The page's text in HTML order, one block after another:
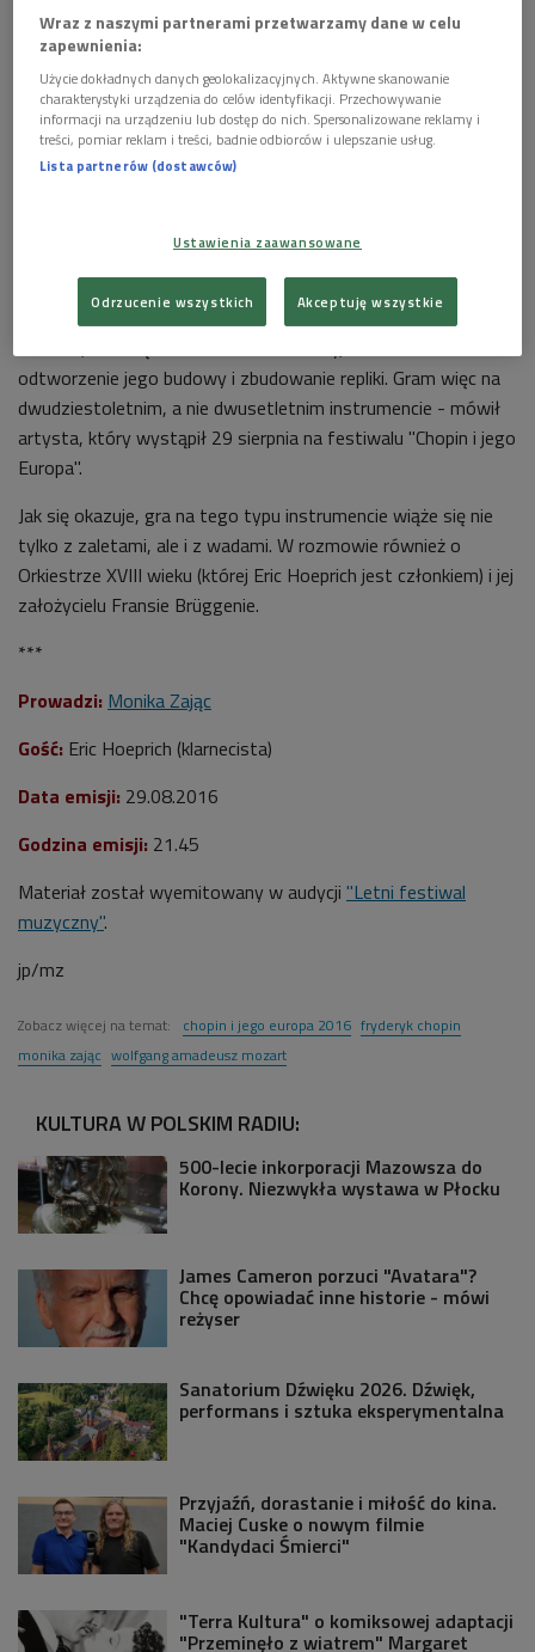
Foto: z archiwum NIFC
Niestety, klarnet ten nie zachował się do naszych czasów. -
Pozostały po nim jednak pewne dokumenty oraz podobne, ale
odtworzenie jego budowy i zbudowanie repliki. Gram więc na
dwudziestoletnim, a nie dwusetletnim instrumencie - mówił
artysta, który wystąpił 29 sierpnia na festiwalu "Chopin i jego
Europa".
Jak się okazuje, gra na tego typu instrumencie wiąże się nie
tylko z zaletami, ale i z wadami. W rozmowie również o
Orkiestrze XVIII wieku (której Eric Hoeprich jest członkiem) i jej
założycielu Fransie Brüggenie.
***
Prowadzi: Monika Zając
Gość: Eric Hoeprich (klarnecista)
Data emisji: 29.08.2016
Godzina emisji: 21.45
Materiał został wyemitowany w audycji "Letni festiwal
muzyczny".
jp/mz
Zobacz więcej na temat: chopin i jego europa 2016 fryderyk chopin
monika zając wolfgang amadeusz mozart
KULTURA W POLSKIM RADIU:
500-lecie inkorporacji Mazowsza do
Korony. Niezwykła wystawa w Płocku
James Cameron porzuci "Avatara"?
Chcę opowiadać inne historie - mówi
reżyser
Sanatorium Dźwięku 2026. Dźwięk,
performans i sztuka eksperymentalna
Przyjaźń, dorastanie i miłość do kina.
Maciej Cuske o nowym filmie
"Kandydaci Śmierci"
"Terra Kultura" o komiksowej adaptacji
"Przeminęło z wiatrem" Margaret
Wraz z naszymi partnerami przetwarzamy dane w celu
zapewnienia:
Użycie dokładnych danych geolokalizacyjnych. Aktywne skanowanie
charakterystyki urządzenia do celów identyfikacji. Przechowywanie
informacji na urządzeniu lub dostęp do nich. Spersonalizowane reklamy i
treści, pomiar reklam i treści, badnie odbiorców i ulepszanie usług.
Lista partnerów (dostawców)
Ustawienia zaawansowane
Odrzucenie wszystkich Akceptuję wszystkie